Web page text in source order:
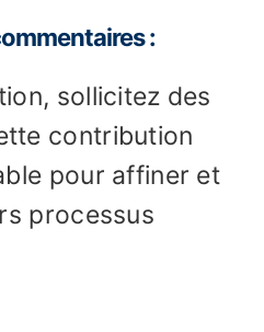
:
sollicitez des
contribution
pour affiner et
processus